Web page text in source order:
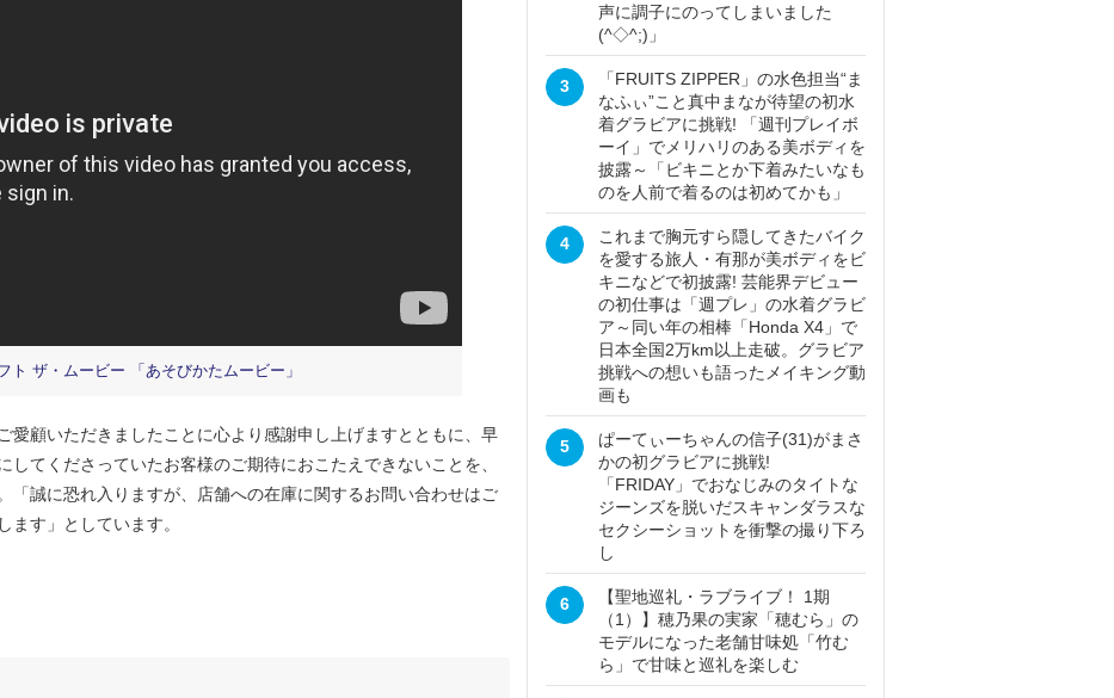
ト ザ・ムービー 「あそびかたムービー」
顧いただきましたことに心より感謝申し上げますとともに、早
してくださっていたお客様のご期待におこたえできないことを、
「誠に恐れ入りますが、店舗への在庫に関するお問い合わせはご
ます」としています。
声に調子にのってしまいました
(^◇^;)」
3
「FRUITS ZIPPER」の水色担当“ま
なふぃ”こと真中まなが待望の初水
着グラビアに挑戦! 「週刊プレイボ
ーイ」でメリハリのある美ボディを
披露～「ビキニとか下着みたいなも
のを人前で着るのは初めてかも」
4
これまで胸元すら隠してきたバイク
を愛する旅人・有那が美ボディをビ
キニなどで初披露! 芸能界デビュー
の初仕事は「週プレ」の水着グラビ
ア～同い年の相棒「Honda X4」で
日本全国2万km以上走破。グラビア
挑戦への想いも語ったメイキング動
画も
5
ぱーてぃーちゃんの信子(31)がまさ
かの初グラビアに挑戦!
「FRIDAY」でおなじみのタイトな
ジーンズを脱いだスキャンダラスな
セクシーショットを衝撃の撮り下ろ
し
6
【聖地巡礼・ラブライブ！ 1期
（1）】穂乃果の実家「穂むら」の
モデルになった老舗甘味処「竹む
ら」で甘味と巡礼を楽しむ